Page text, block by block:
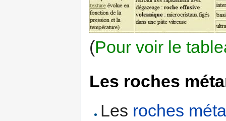
(Pour voir le
Les roches
Les roches